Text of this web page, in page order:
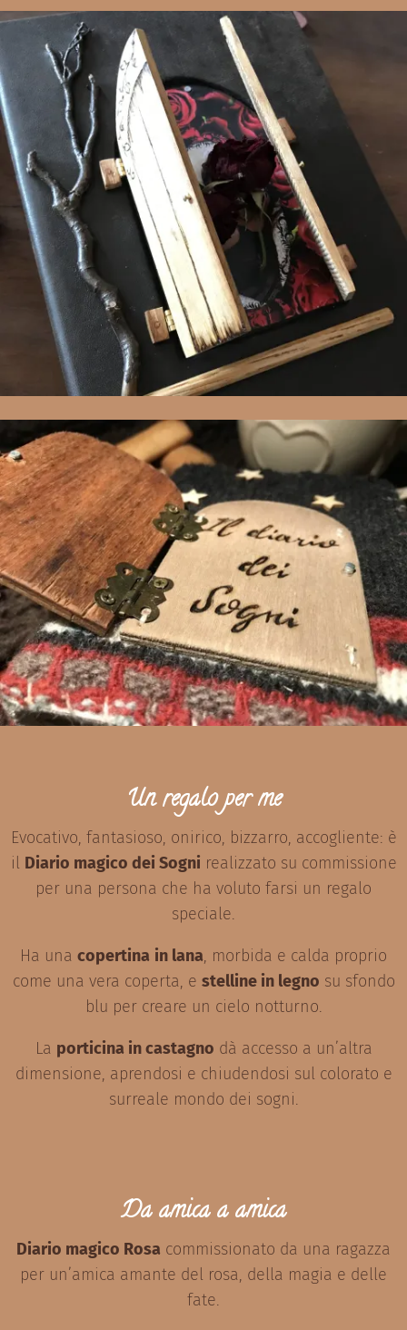
Un regalo per me
Evocativo, fantasioso, onirico, bizzarro, accogliente: è
il Diario magico dei Sogni realizzato su commissione
per una persona che ha voluto farsi un regalo
speciale.
Ha una copertina in lana, morbida e calda proprio
come una vera coperta, e stelline in legno su sfondo
blu per creare un cielo notturno.
La porticina in castagno dà accesso a un’altra
dimensione, aprendosi e chiudendosi sul colorato e
surreale mondo dei sogni.
Da amica a amica
Diario magico Rosa commissionato da una ragazza
per un’amica amante del rosa, della magia e delle
fate.